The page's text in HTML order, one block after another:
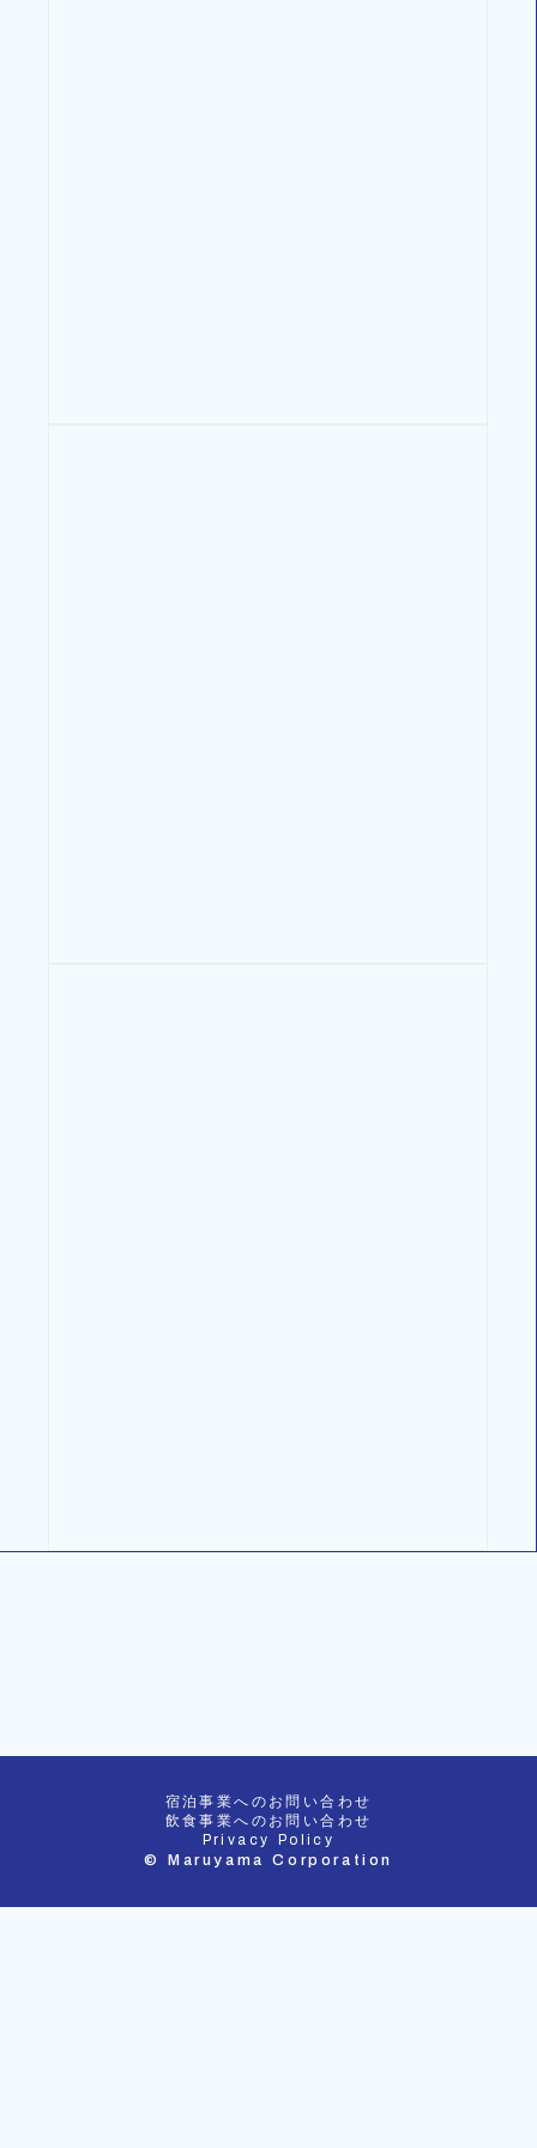
宿泊事業へのお問い合わせ
飲食事業へのお問い合わせ
Privacy Policy
© Maruyama Corporation